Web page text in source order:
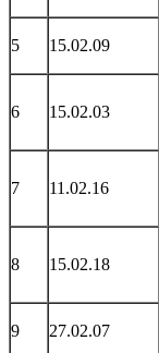
5 15.02.09
6 15.02.03
7 11.02.16
8 15.02.18
9 27.02.07